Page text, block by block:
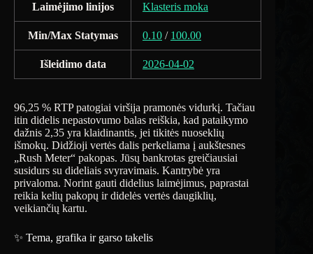
Laimėjimo linijos Klasteris moka
Min/Max Statymas 0.10 / 100.00
Išleidimo data 2026-04-02
96,25 % RTP patogiai viršija pramonės vidurkį. Tačiau
itin didelis nepastovumo balas reiškia, kad pataikymo
dažnis 2,35 yra klaidinantis, jei tikitės nuoseklių
išmokų. Didžioji vertės dalis perkeliama į aukštesnes
„Rush Meter“ pakopas. Jūsų bankrotas greičiausiai
susidurs su dideliais svyravimais. Kantrybė yra
privaloma. Norint gauti didelius laimėjimus, paprastai
reikia kelių pakopų ir didelės vertės daugiklių,
veikiančių kartu.
✨ Tema, grafika ir garso takelis